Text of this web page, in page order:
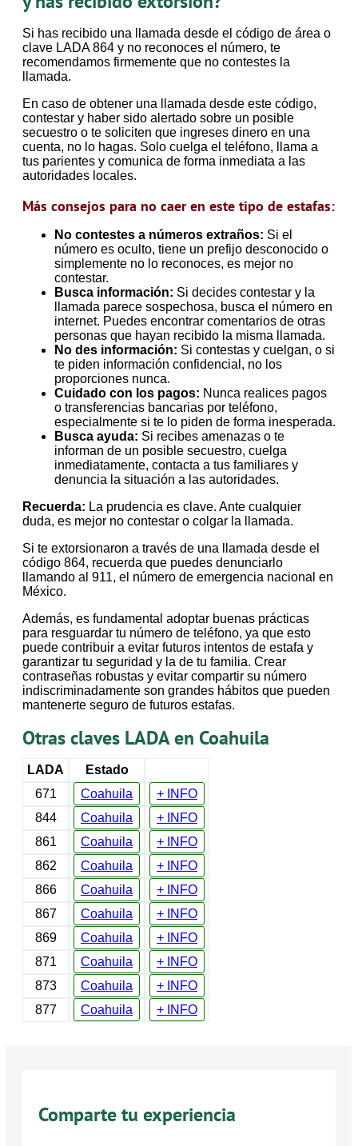
Si has recibido una llamada desde el código de área o
clave LADA 864 y no reconoces el número, te
recomendamos firmemente que no contestes la
llamada.
En caso de obtener una llamada desde este código,
contestar y haber sido alertado sobre un posible
secuestro o te soliciten que ingreses dinero en una
cuenta, no lo hagas. Solo cuelga el teléfono, llama a
tus parientes y comunica de forma inmediata a las
autoridades locales.
Más consejos para no caer en este tipo de estafas:
No contestes a números extraños: Si el
número es oculto, tiene un prefijo desconocido o
simplemente no lo reconoces, es mejor no
contestar.
Busca información: Si decides contestar y la
llamada parece sospechosa, busca el número en
internet. Puedes encontrar comentarios de otras
personas que hayan recibido la misma llamada.
No des información: Si contestas y cuelgan, o si
te piden información confidencial, no los
proporciones nunca.
Cuidado con los pagos: Nunca realices pagos
o transferencias bancarias por teléfono,
especialmente si te lo piden de forma inesperada.
Busca ayuda: Si recibes amenazas o te
informan de un posible secuestro, cuelga
inmediatamente, contacta a tus familiares y
denuncia la situación a las autoridades.
Recuerda: La prudencia es clave. Ante cualquier
duda, es mejor no contestar o colgar la llamada.
Si te extorsionaron a través de una llamada desde el
código 864, recuerda que puedes denunciarlo
llamando al 911, el número de emergencia nacional en
México.
Además, es fundamental adoptar buenas prácticas
para resguardar tu número de teléfono, ya que esto
puede contribuir a evitar futuros intentos de estafa y
garantizar tu seguridad y la de tu familia. Crear
contraseñas robustas y evitar compartir su número
indiscriminadamente son grandes hábitos que pueden
mantenerte seguro de futuros estafas.
Otras claves LADA en Coahuila
LADA
Estado
671
Coahuila
+ INFO
844
Coahuila
+ INFO
861
Coahuila
+ INFO
862
Coahuila
+ INFO
866
Coahuila
+ INFO
867
Coahuila
+ INFO
869
Coahuila
+ INFO
871
Coahuila
+ INFO
873
Coahuila
+ INFO
877
Coahuila + INFO
Comparte tu experiencia